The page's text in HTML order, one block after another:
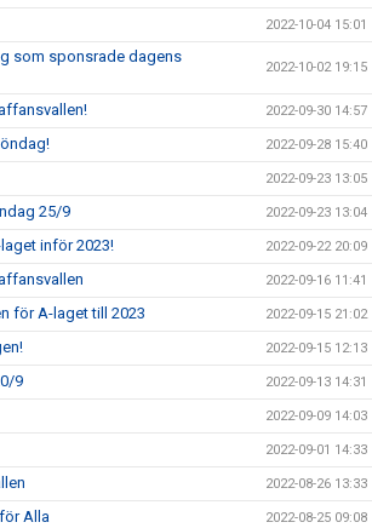
2022-10-04 15:01
som sponsrade dagens
2022-10-02 19:15
2022-09-30 14:57
2022-09-28 15:40
2022-09-23 13:05
25/9 2022-09-23 13:04
inför 2023! 2022-09-22 20:09
2022-09-16 11:41
för A-laget till 2023 2022-09-15 21:02
2022-09-15 12:13
9 2022-09-13 14:31
2022-09-09 14:03
2022-09-01 14:33
2022-08-26 13:33
Alla 2022-08-25 09:08